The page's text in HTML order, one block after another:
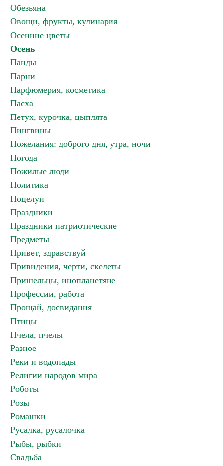
Обезьяна
Овощи, фрукты, кулинария
Осенние цветы
Осень
Панды
Парни
Парфюмерия, косметика
Пасха
Петух, курочка, цыплята
Пингвины
Пожелания: доброго дня, утра, ночи
Погода
Пожилые люди
Политика
Поцелуи
Праздники
Праздники патриотические
Предметы
Привет, здравствуй
Привидения, черти, скелеты
Пришельцы, инопланетяне
Профессии, работа
Прощай, досвидания
Птицы
Пчела, пчелы
Разное
Реки и водопады
Религии народов мира
Роботы
Розы
Ромашки
Русалка, русалочка
Рыбы, рыбки
Свадьба